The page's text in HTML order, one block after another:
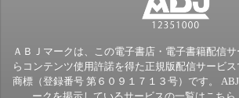
ＡＢＪマークは、この電子書店・電子書籍配信
らコンテンツ使用許諾を得た正規版配信サービ
商標（登録番号 第６０９１７１３号）です。